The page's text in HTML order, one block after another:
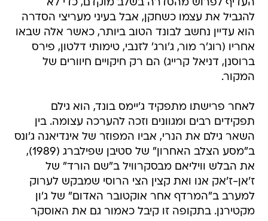
העדיף לפרוש מהסדרה בשלב מוקדם, כדי לא
להגביל את עצמו כשחקן, אבל בעיני מעריצי הסדרה
הוא עדיין נחשב לבונד הטוב ביותר, כאשר אלה שבאו
אחריו (רוג'ר מור, ג'ורג' לזנבי, טימותי דלטון, פירס
ברוסנן, דניאל קרייג) הם רק חיקויים חיוורים של
המקור.
לאחר פרישתו מתפקיד ג'יימס בונד, הוא גילם
תפקידים רבים ומגוונים וזכה להערכה עצומה. בין
השאר גילם את הנרי, אביו המפוזר של אינדיאנה ג'ונס
ב"מסע הצלב האחרון" של סטיבן שפילברג (1989),
את הבלש וויליאם מבסקרוויל ב"שם הורד" של
ז'אן-ז'אק אנו ואת קצין הצי הרוסי שמבקש לערוק
למערב ב"המרדף אחר אוקטובר האדום" של ג'ון
מקטירנן. בתקופה זו קיבל כאמור גם את האוסקר